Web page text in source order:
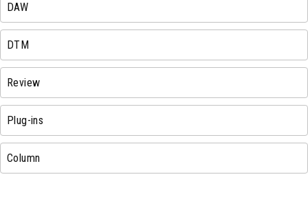
DAW
DTM
Review
Plug-ins
Column